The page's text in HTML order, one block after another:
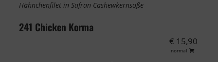
Hähnchenfilet in Safran-Cashewkernsoße
241 Chicken Korma
€ 15,90
normal